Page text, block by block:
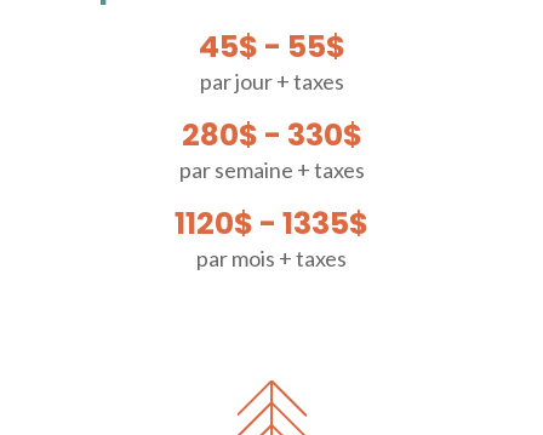
45$ - 55$
par jour + taxes
280$ - 330$
par semaine + taxes
1120$ - 1335$
par mois + taxes